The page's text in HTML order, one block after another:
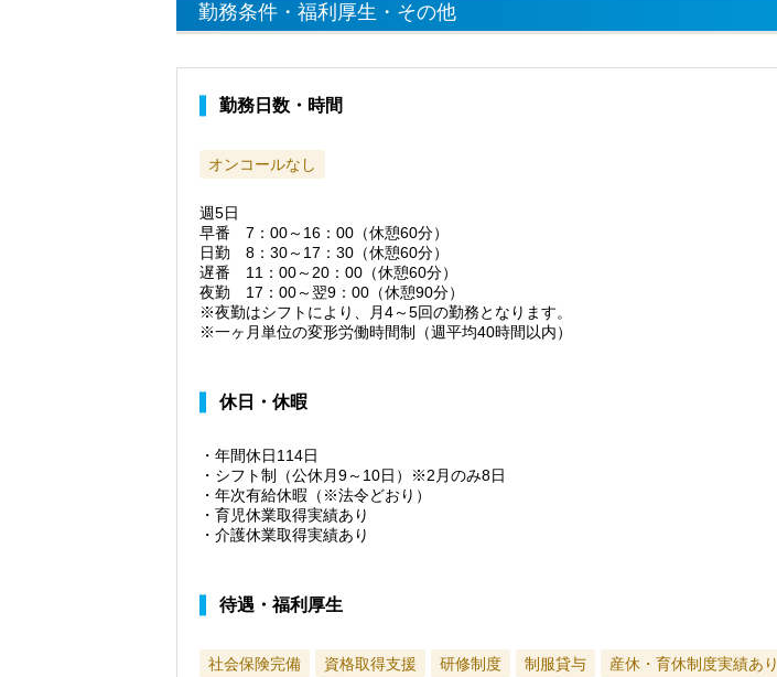
勤務条件・福利厚生・その他
勤務日数・時間
オンコールなし
週5日
早番 7：00～16：00（休憩60分）
日勤 8：30～17：30（休憩60分）
遅番 11：00～20：00（休憩60分）
夜勤 17：00～翌9：00（休憩90分）
※夜勤はシフトにより、月4～5回の勤務となります。
※一ヶ月単位の変形労働時間制（週平均40時間以内）
休日・休暇
・年間休日114日
・シフト制（公休月9～10日）※2月のみ8日
・年次有給休暇（※法令どおり）
・育児休業取得実績あり
・介護休業取得実績あり
待遇・福利厚生
社会保険完備 資格取得支援 研修制度 制服貸与 産休・育休制度実績あり